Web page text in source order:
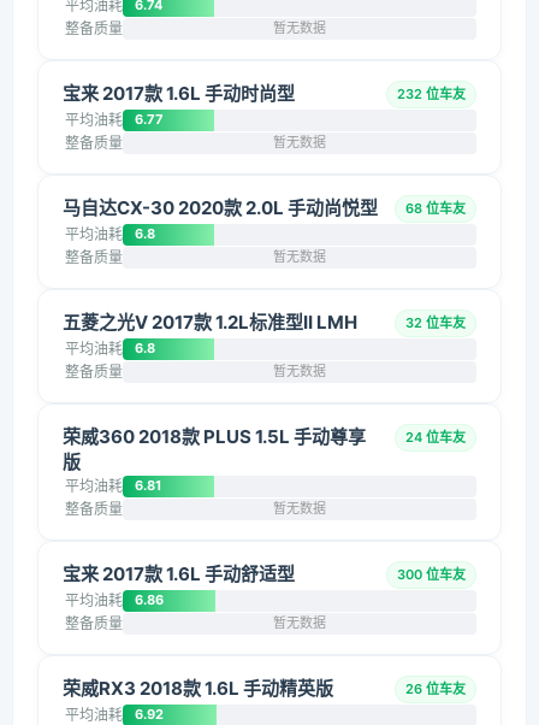
平均油耗 6.74
整备质量 暂无数据
宝来 2017款 1.6L 手动时尚型 232 位车友
平均油耗 6.77
整备质量 暂无数据
马自达CX-30 2020款 2.0L 手动尚悦型 68 位车友
平均油耗 6.8
整备质量 暂无数据
五菱之光V 2017款 1.2L标准型II LMH 32 位车友
平均油耗 6.8
整备质量 暂无数据
荣威360 2018款 PLUS 1.5L 手动尊享
版
24 位车友
平均油耗 6.81
整备质量 暂无数据
宝来 2017款 1.6L 手动舒适型 300 位车友
平均油耗 6.86
整备质量 暂无数据
荣威RX3 2018款 1.6L 手动精英版 26 位车友
平均油耗 6.92